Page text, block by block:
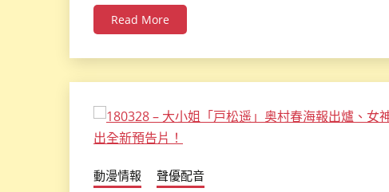
Read More
動漫情報 聲優配音